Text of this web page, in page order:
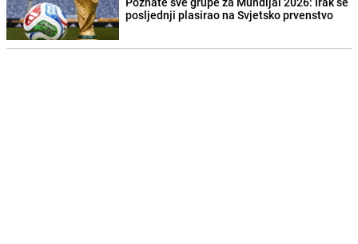
posljednji plasirao na Svjetsko prvenstvo